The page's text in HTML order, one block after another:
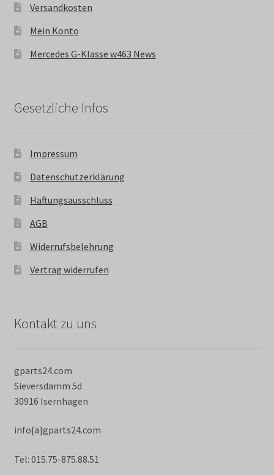
Versandkosten
Mein Konto
Mercedes G-Klasse w463 News
Gesetzliche Infos
Impressum
Datenschutzerklärung
Haftungsausschluss
AGB
Widerrufsbelehrung
Vertrag widerrufen
Kontakt zu uns
gparts24.com
Sieversdamm 5d
30916 Isernhagen
info[ä]gparts24.com
Tel: 015.75-875.88.51